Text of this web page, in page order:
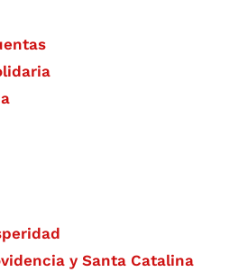
y Santa Catalina